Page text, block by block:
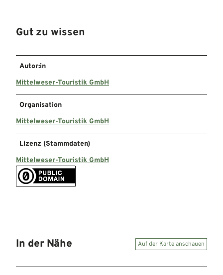
Gut zu wissen
Autor:in
Mittelweser-Touristik GmbH
Organisation
Mittelweser-Touristik GmbH
Lizenz (Stammdaten)
Mittelweser-Touristik GmbH
In der Nähe Auf der Karte anschauen